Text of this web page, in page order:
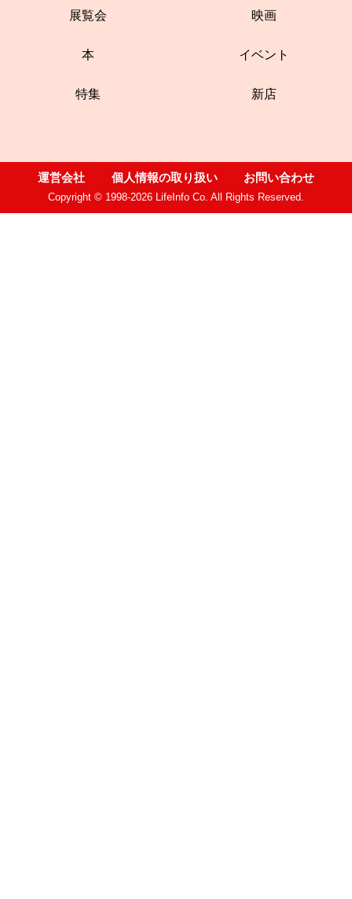
展覧会 映画
本 イベント
特集 新店
運営会社 個人情報の取り扱い お問い合わせ
Copyright © 1998-2026 LifeInfo Co. All Rights Reserved.